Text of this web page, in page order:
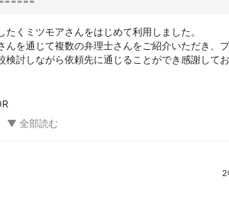
くミツモアさんをはじめて利用しました。
を通じて複数の弁理士さんをご紹介いただき、
討しながら依頼先に通じることができ感謝して
も早く登録することが出来ました。
2